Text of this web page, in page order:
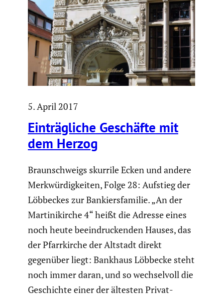
5. April 2017
Einträg­liche Geschäfte mit
dem Herzog
Braun­schweigs skurrile Ecken und andere
Merkwür­dig­keiten, Folge 28: Aufstieg der
Löbbeckes zur Bankiers­fa­milie. „An der
Marti­ni­kirche 4“ heißt die Adresse eines
noch heute beein­dru­ckenden Hauses, das
der Pfarr­kirche der Altstadt direkt
gegenüber liegt: Bankhaus Löbbecke steht
noch immer daran, und so wechsel­voll die
Geschichte einer der ältesten Privat­